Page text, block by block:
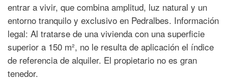
entrar a vivir, que combina amplitud, luz natural y un
entorno tranquilo y exclusivo en Pedralbes. Información
legal: Al tratarse de una vivienda con una superficie
superior a 150 m², no le resulta de aplicación el índice
de referencia de alquiler. El propietario no es gran
tenedor.